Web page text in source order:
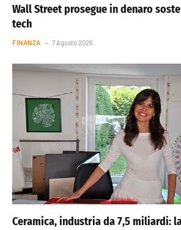
Wall Street prosegue in denaro
tech
FINANZA 7 Agosto 2026
Ceramica, industria da 7,5 miliardi: